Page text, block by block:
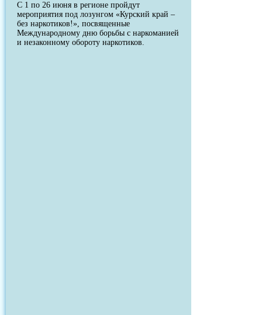
С 1 по 26 июня в регионе пройдут
мероприятия под лозунгом «Курский край –
без наркотиков!», посвященные
Международному дню борьбы с наркоманией
и незаконному обороту наркотиков.